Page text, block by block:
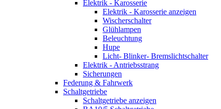
Elektrik - Karosserie
Elektrik - Karosserie anzeigen
Wischerschalter
Glühlampen
Beleuchtung
Hupe
Licht- Blinker- Bremslichtschalter
Elektrik - Antriebsstrang
Sicherungen
Federung & Fahrwerk
Schaltgetriebe
Schaltgetriebe anzeigen